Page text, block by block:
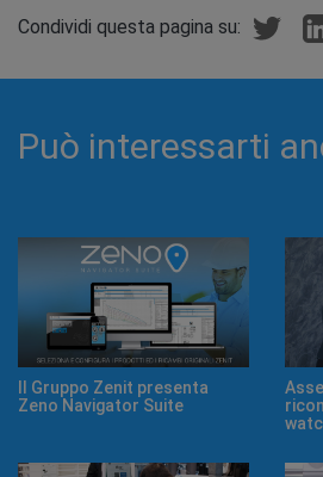
Condividi questa pagina su:
Può interessarti
Assegnato a Zenit il
riconoscimento "Company to
Nuovi